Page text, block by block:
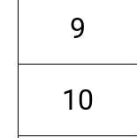
9
10